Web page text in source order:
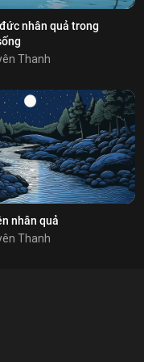
nhân quả trong
Thanh
sẻ
quả
12 2
nhân quả
Thanh
luận
sẻ